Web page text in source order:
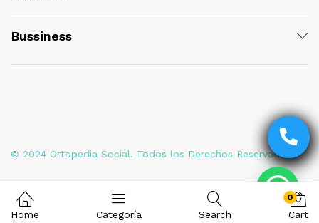
Bussiness
© 2024 Ortopedia Social. Todos los Derechos Reservados
Home Categoría Search
0
Cart